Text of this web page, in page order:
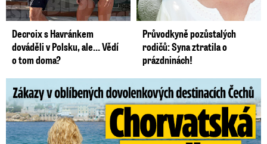
Decroix s Havránkem
dováděli v Polsku, ale… Vědí
o tom doma?
Průvodkyně pozůstalých
rodičů: Syna ztratila o
prázdninách!
Zákazy v dovolenkových rájích: Restrikce proti naháčům!